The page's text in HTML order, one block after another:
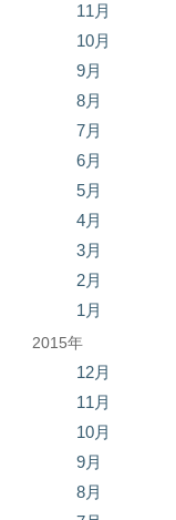
11月
10月
9月
8月
7月
6月
5月
4月
3月
2月
1月
2015年
12月
11月
10月
9月
8月